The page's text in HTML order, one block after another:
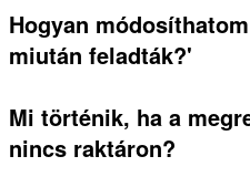
Hogyan
miután feladták?'
Mi történik, ha a
nincs raktáron?